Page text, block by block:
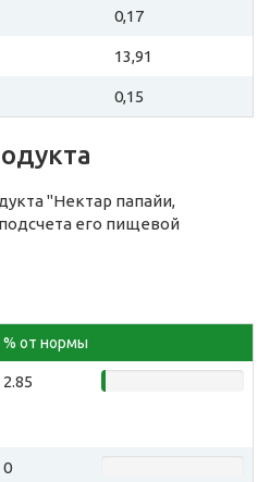
0,17
13,91
0,15
"Нектар папайи,
его пищевой
% от нормы
2.85
0